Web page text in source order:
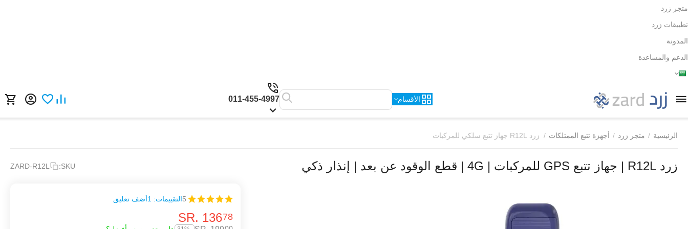
متجر زرد
تطبيقات زرد
المدونة
الدعم والمساعدة
الأقسام 011-455-4997
الرئيسية / متجر زرد / أجهزة تتبع الممتلكات / زرد R12L جهاز تتبع سلكي للمركبات
زرد R12L | جهاز تتبع GPS للمركبات | 4G | قطع الوقود عن بعد | إنذار ذكي SKU:
ZARD-R12L
5التقييمات: 1 أضف تعليق
SR. 13678